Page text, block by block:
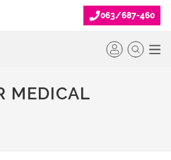
063/687-460
MEDICAL